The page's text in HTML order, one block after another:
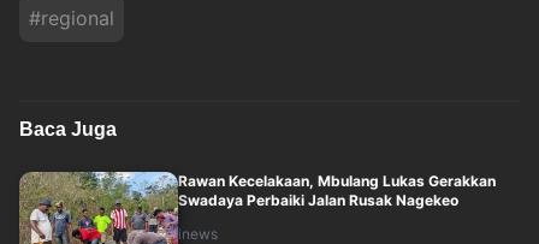
#regional
Baca Juga
Rawan Kecelakaan, Mbulang Lukas Gerakkan
Swadaya Perbaiki Jalan Rusak Nagekeo
inews